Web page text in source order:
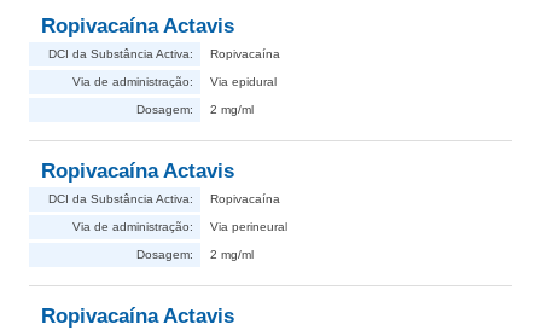
Ropivacaína Actavis
DCI da Substância Activa: Ropivacaína
Via de administração: Via epidural
Dosagem: 2 mg/ml
Ropivacaína Actavis
DCI da Substância Activa: Ropivacaína
Via de administração: Via perineural
Dosagem: 2 mg/ml
Ropivacaína Actavis